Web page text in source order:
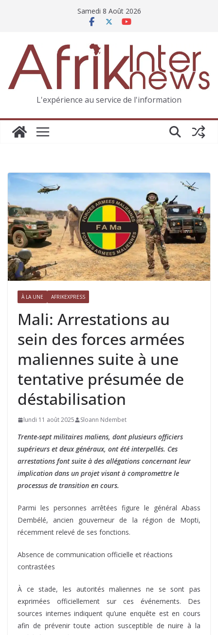
Samedi 8 Août 2026
L'expérience au service de l'information
À LA UNE AFRIKEXPRESS
Mali: Arrestations au
sein des forces armées
maliennes suite à une
tentative présumée de
déstabilisation
lundi 11 août 2025 Sloann Ndembet
Trente-sept militaires maliens, dont plusieurs officiers
supérieurs et deux généraux, ont été interpellés. Ces
arrestations font suite à des allégations concernant leur
implication dans un projet visant à compromettre le
processus de transition en cours.
Parmi les personnes arrêtées figure le général Abass
Dembélé, ancien gouverneur de la région de Mopti,
récemment relevé de ses fonctions.
Absence de communication officielle et réactions
contrastées
À ce stade, les autorités maliennes ne se sont pas
exprimées officiellement sur ces événements. Des
sources internes indiquent qu’une enquête est en cours
afin de prévenir toute action susceptible de nuire à la